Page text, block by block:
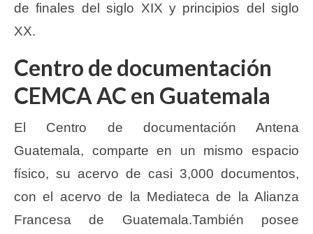
de finales del siglo XIX y principios del siglo
XX.
Centro de documentación
CEMCA AC en Guatemala
El Centro de documentación Antena
Guatemala, comparte en un mismo espacio
físico, su acervo de casi 3,000 documentos,
con el acervo de la Mediateca de la Alianza
Francesa de Guatemala.También posee